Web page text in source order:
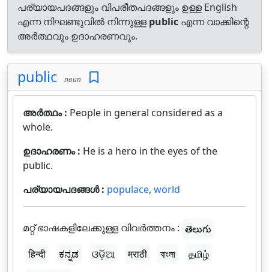
പര്യായപദങ്ങളും വിപരീതപദങ്ങളും ഉള്ള English
എന്ന നിഘണ്ടുവിൽ നിന്നുള്ള public എന്ന വാക്കിന്റെ
അർത്ഥവും ഉദാഹരണവും.
public noun
അർത്ഥം : People in general considered as a
whole.
ഉദാഹരണം : He is a hero in the eyes of the
public.
പര്യായപദങ്ങൾ : populace, world
മറ്റ് ഭാഷകളിലേക്കുള്ള വിവർത്തനം : తెలుగు
हिन्दी
ಕನ್ನಡ ଓଡ଼ିଆ मराठी বাংলা
தமிழ்